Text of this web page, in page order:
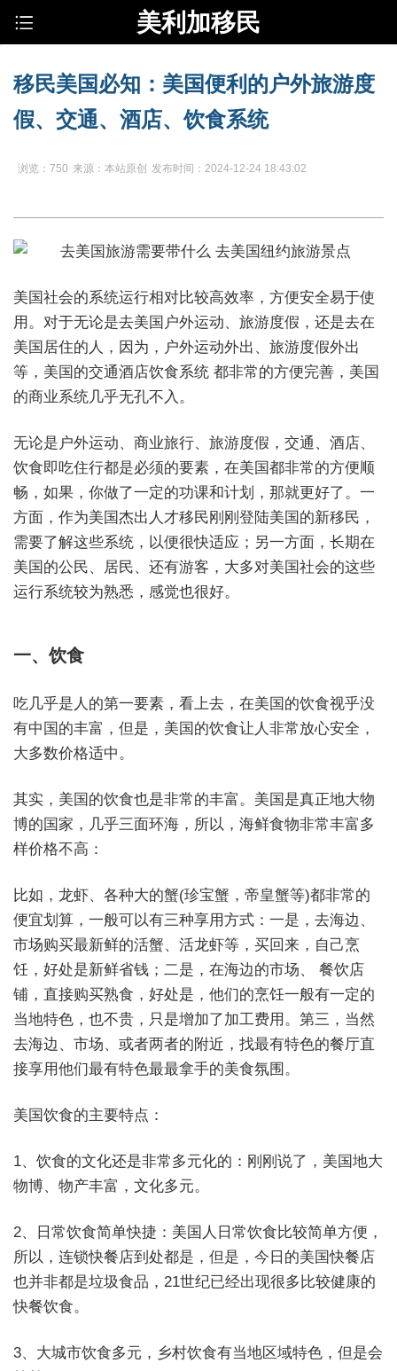
美利加移民
移民美国必知：美国便利的户外旅游度
假、交通、酒店、饮食系统
浏览：750 来源：本站原创 发布时间：2024-12-24 18:43:02
美国社会的系统运行相对比较高效率，方便安全易于使
用。对于无论是去美国户外运动、旅游度假，还是去在
美国居住的人，因为，户外运动外出、旅游度假外出
等，美国的交通酒店饮食系统 都非常的方便完善，美国
的商业系统几乎无孔不入。
无论是户外运动、商业旅行、旅游度假，交通、酒店、
饮食即吃住行都是必须的要素，在美国都非常的方便顺
畅，如果，你做了一定的功课和计划，那就更好了。一
方面，作为美国杰出人才移民刚刚登陆美国的新移民，
需要了解这些系统，以便很快适应；另一方面，长期在
美国的公民、居民、还有游客，大多对美国社会的这些
运行系统较为熟悉，感觉也很好。
一、饮食
吃几乎是人的第一要素，看上去，在美国的饮食视乎没
有中国的丰富，但是，美国的饮食让人非常放心安全，
大多数价格适中。
其实，美国的饮食也是非常的丰富。美国是真正地大物
博的国家，几乎三面环海，所以，海鲜食物非常丰富多
样价格不高：
比如，龙虾、各种大的蟹(珍宝蟹，帝皇蟹等)都非常的
便宜划算，一般可以有三种享用方式：一是，去海边、
市场购买最新鲜的活蟹、活龙虾等，买回来，自己烹
饪，好处是新鲜省钱；二是，在海边的市场、 餐饮店
铺，直接购买熟食，好处是，他们的烹饪一般有一定的
当地特色，也不贵，只是增加了加工费用。第三，当然
去海边、市场、或者两者的附近，找最有特色的餐厅直
接享用他们最有特色最最拿手的美食氛围。
美国饮食的主要特点：
1、饮食的文化还是非常多元化的：刚刚说了，美国地大
物博、物产丰富，文化多元。
2、日常饮食简单快捷：美国人日常饮食比较简单方便，
所以，连锁快餐店到处都是，但是，今日的美国快餐店
也并非都是垃圾食品，21世纪已经出现很多比较健康的
快餐饮食。
3、大城市饮食多元，乡村饮食有当地区域特色，但是会